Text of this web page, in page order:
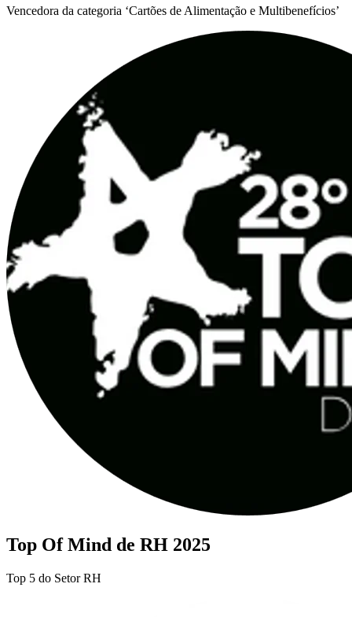
Vencedora da categoria ‘Cartões de Alimentação e Multibenefícios’
Top Of Mind de RH 2025
Top 5 do Setor RH